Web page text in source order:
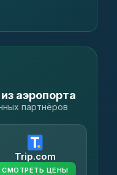
аэропорта
партнёров
Trip.com
СМОТРЕТЬ ЦЕНЫ